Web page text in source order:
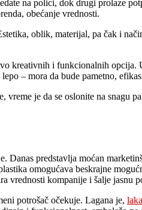
na polici, dok drugi prolaze
obećanje vrednosti.
oblik, materijal, pa čak i
kreativnih i funkcionalnih
– mora da bude pametno,
je da se oslonite na
Danas predstavlja moćan
omogućava beskrajne
vrednosti kompanije i šalje jasnu
potrošač očekuje. Lagana je,